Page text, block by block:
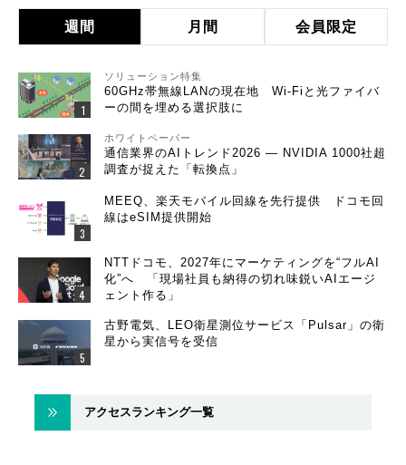
週間 月間 会員限定
ソリューション特集
60GHz帯無線LANの現在地 Wi-Fiと光ファイバ
ーの間を埋める選択肢に
ホワイトペーパー
通信業界のAIトレンド2026 ― NVIDIA 1000社超
調査が捉えた「転換点」
MEEQ、楽天モバイル回線を先行提供 ドコモ回
線はeSIM提供開始
NTTドコモ、2027年にマーケティングを“フルAI
化”へ 「現場社員も納得の切れ味鋭いAIエージ
ェント作る」
古野電気、LEO衛星測位サービス「Pulsar」の衛
星から実信号を受信
アクセスランキング一覧